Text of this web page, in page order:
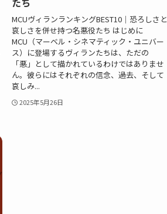
MCUヴィランランキングBEST10｜恐ろしさと
哀しさを併せ持つ名悪役たち はじめに
MCU（マーベル・シネマティック・ユニバー
ス）に登場するヴィランたちは、ただの
「悪」として描かれているわけではありませ
ん。彼らにはそれぞれの信念、過去、そして
哀しみ...
2025年5月26日